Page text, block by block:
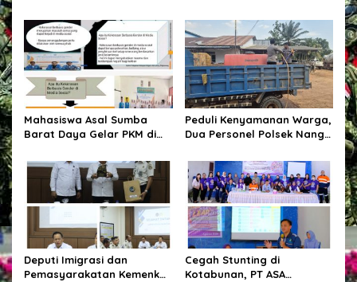
Diterjunkan Langsung Cek
Data Desa
Mahasiswa Asal Sumba
Barat Daya Gelar PKM di
tentang Bahaya Kekerasan
Berbasis Gender di Media
Sosial
Peduli Kenyamanan Warga,
Dua Personel Polsek Nanga
Siram Jalan Berdebu
Deputi Imigrasi dan
Pemasyarakatan Kemenko
Cegah Stunting di
Kotabunan, PT ASA